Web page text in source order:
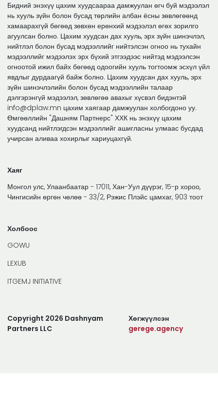
Бидний энэхүү цахим хуудсаараа дамжуулан өгч буй мэдээлэл
нь хууль зүйн болон бусад төрлийн албан ёсны зөвлөгөөнд
хамаарахгүй бөгөөд зөвхөн ерөнхий мэдээлэл өгөх зорилго
агуулсан болно. Цахим хуудсан дах хууль, эрх зүйн шинэчлэл,
нийтлэл болон бусад мэдээллийг нийтэлсэн огноо нь тухайн
мэдээллийг мэдээлэх эрх бүхий этгээдээс нийтэд мэдээлсэн
огноотой ижил байх бөгөөд одоогийн хууль тогтоомж эсхүл үйл
явдлыг дурдаагүй байж болно. Цахим хуудсан дах хууль, эрх
зүйн шинэчлэлийн болон бусад мэдээллийн талаар
дэлгэрэнгүй мэдээлэл, зөвлөгөө авахыг хүсвэл бидэнтэй
info@dplaw.mn цахим хаягаар дамжуулан холбогдоно уу.
Өмгөөллийн "Дашням Партнерс" ХХК нь энэхүү цахим
хуудсанд нийтлэгдсэн мэдээллийг ашигласны улмаас бусдад
учирсан аливаа хохирлыг хариуцахгүй.
Хаяг
Монгол улс, Улаанбаатар - 17011, Хан-Уул дүүрэг, 15-р хороо,
Чингисийн өргөн чөлөө - 33/2, Рэжис Плэйс цамхаг, 903 тоот
Холбоос
GOWU
LEXUB
ITGEMJ INITIATIVE
Copyright 2026 Dashnyam
Partners LLC
Хөгжүүлсэн
gerege.agency